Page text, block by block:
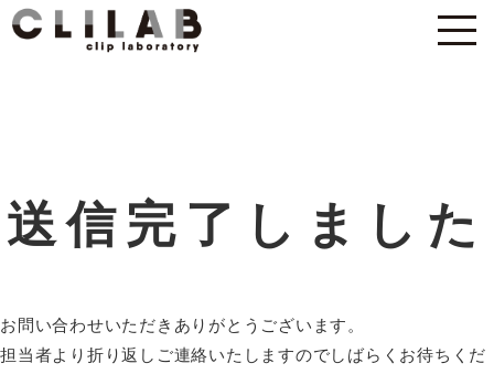
送信完了しました
お問い合わせいただきありがとうございます。
担当者より折り返しご連絡いたしますのでしばらくお待ちくだ